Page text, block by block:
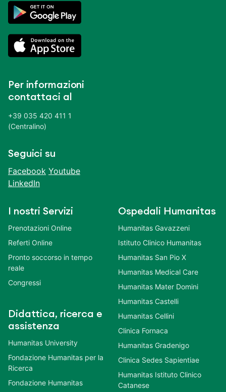
Per informazioni
contattaci al
+39 035 420 411 1
(Centralino)
Seguici su
Facebook Youtube
LinkedIn
I nostri Servizi
Prenotazioni Online
Referti Online
Pronto soccorso in tempo
reale
Congressi
Didattica, ricerca e
assistenza
Humanitas University
Fondazione Humanitas per la
Ricerca
Fondazione Humanitas
Ospedali Humanitas
Humanitas Gavazzeni
Istituto Clinico Humanitas
Humanitas San Pio X
Humanitas Medical Care
Humanitas Mater Domini
Humanitas Castelli
Humanitas Cellini
Clinica Fornaca
Humanitas Gradenigo
Clinica Sedes Sapientiae
Humanitas Istituto Clinico
Catanese